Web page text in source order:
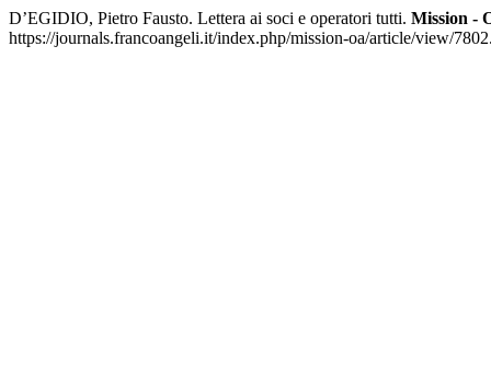
D’EGIDIO, Pietro Fausto. Lettera ai soci e operatori tutti. Mission -
https://journals.francoangeli.it/index.php/mission-oa/article/view/